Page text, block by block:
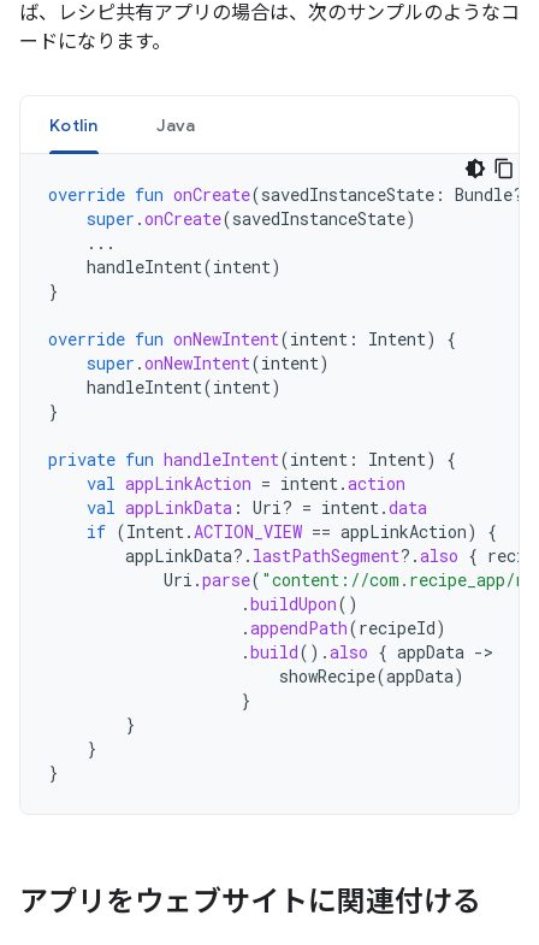
ば、レシピ共有アプリの場合は、次のサンプルのようなコ
ードになります。
Kotlin Java
override fun onCreate(savedInstanceState : Bundle?)
super .onCreate(savedInstanceState)
...
handleIntent(intent)
}
override fun onNewIntent(intent : Intent)
{
super .onNewIntent(intent)
handleIntent(intent)
}
private fun handleIntent(intent : Intent)
{
val appLinkAction = intent.action
val appLinkData : Uri? = intent.data
if (Intent.ACTION_VIEW == appLinkAction)
{
appLinkData?. lastPathSegment?.also {
Uri .parse( "content://com.recipe_app/
.buildUpon()
.appendPath(recipeId)
.build().also { appData -
showRecipe(appData)
}
}
}
}
アプリをウェブサイトに関連付ける